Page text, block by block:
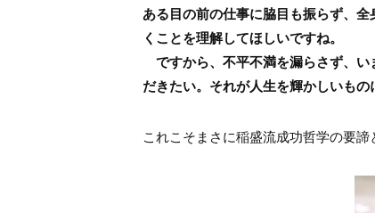
ある目の前の仕事に脇目も振らず、
くことを理解してほしいですね。
ですから、不平不満を漏らさず、
だきたい。それが人生を輝かしいも
これこそまさに稲盛流成功哲学の要諦